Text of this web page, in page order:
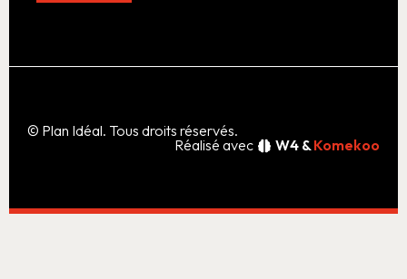
© Plan Idéal. Tous droits réservés.
Réalisé avec
W4 & Komekoo